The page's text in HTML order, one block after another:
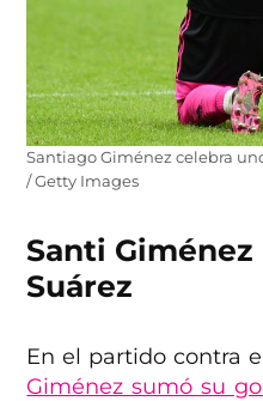
Santiago Giménez celebra
/ Getty Images
Santi
Suárez
En el partido contra
Giménez sumó su